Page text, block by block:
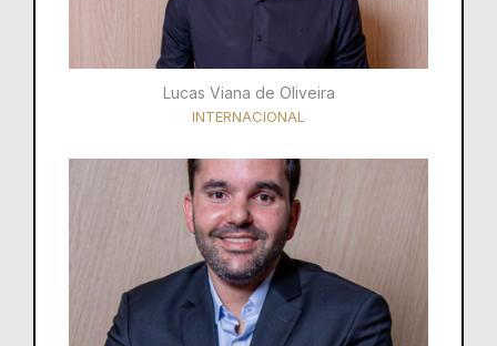
Lucas Viana de Oliveira
INTERNACIONAL